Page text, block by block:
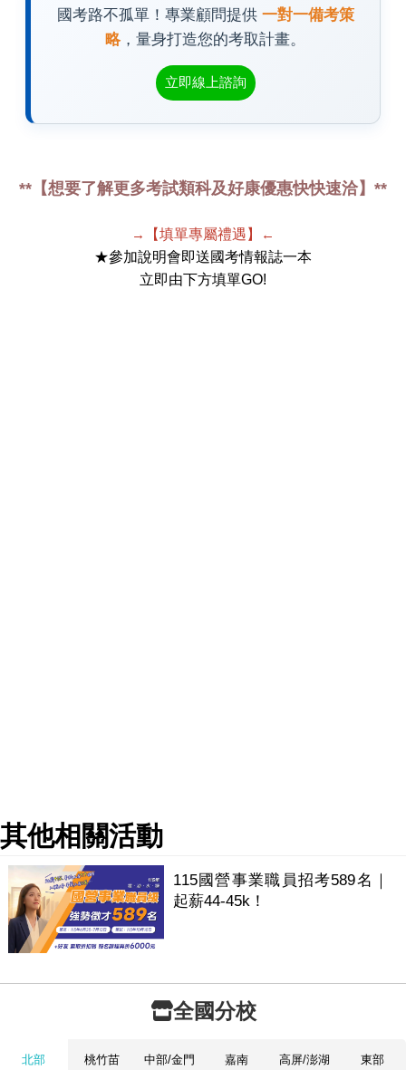
國考路不孤單！專業顧問提供 一對一備考策
略，量身打造您的考取計畫。
立即線上諮詢
**【想要了解更多考試類科及好康優惠快快速洽】**
→ 【填單專屬禮遇】
←
★參加說明會即送國考情報誌一本
立即由下方填單GO!
其他相關活動
115國營事業職員招考589名｜
起薪44-45k！
全國分校
北部 桃竹苗 中部/金門 嘉南 高屏/澎湖 東部